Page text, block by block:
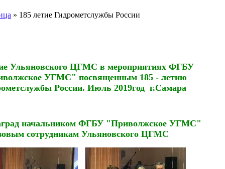
» 185 летие Гидрометслужбы России
Ульяновского ЦГМС в мероприятиях ФГБУ
УГМС" посвященным 185 - летию
России. Июль 2019год г.Самара
начальником ФГБУ "Приволжское УГМС"
сотрудникам Ульяновского ЦГМС